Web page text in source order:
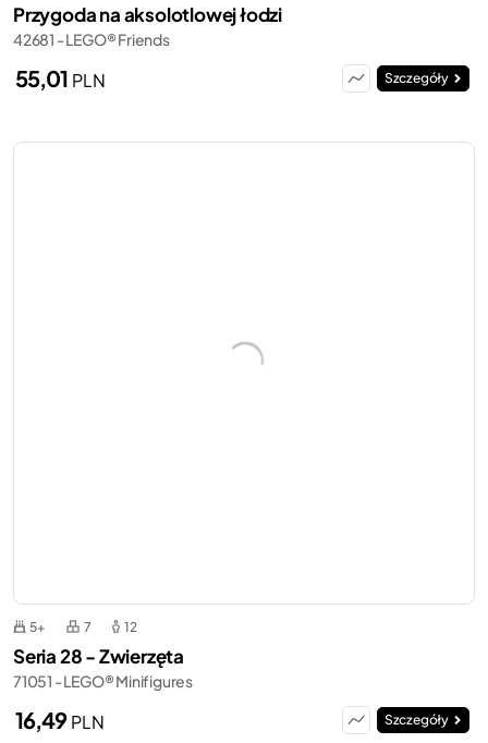
Przygoda na aksolotlowej łodzi
42681 - LEGO® Friends
55,01 PLN Szczegóły
5+ 7 12
Seria 28 - Zwierzęta
71051 - LEGO® Minifigures
16,49PLN Szczegóły